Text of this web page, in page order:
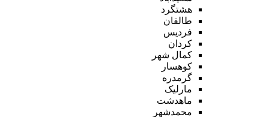
هشتگرد
طالقان
فردیس
کردان
کمال شهر
کوهسار
گرمدره
مارلیک
ماهدشت
محمدشهر